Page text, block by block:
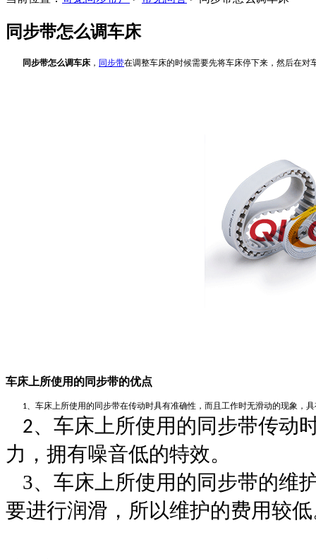
同步带怎么调车床
同步带怎么调车床 ， 同步带在调整车床的时候需要先将车床停下来，然后在对
车床上所使用的同步带的优点
1、 车床上所使用的同步带在传动时具有准确性，而且工作时无滑动的现象，
2、 车床上所使用的同步带传动
力，拥有噪音低的特效。
3、 车床上所使用的同步带的维
要进行润滑，所以维护的费用较